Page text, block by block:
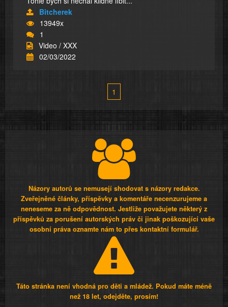
Bitcherek
13949x
1
Video / XXX
02/03/2022
1
Názory autorů se nemusejí shodovat s názory redakce.
Zveřejněné články, příspěvky a komentáře necenzurujeme a
neneseme za ně odpovědnost. Jestliže považujete některý z
příspěvků za porušení autorských práv či jinak poškozující vaše
osobní práva oznamte nám to přes kontaktní formulář.
Táto stránka není vhodná pro děti a mládež. Pokud máte méně
než 18 let, odejděte, prosím!